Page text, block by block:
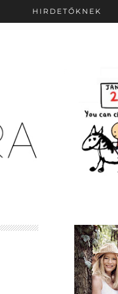
HIRDETŐKNEK